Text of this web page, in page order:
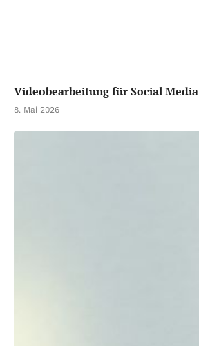
Videobearbeitung für Social Media
8. Mai 2026